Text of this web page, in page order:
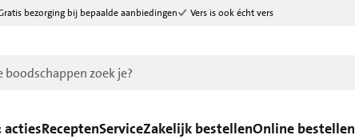
bezorging bij bepaalde aanbiedingen Vers is ook écht vers
actiesReceptenServiceZakelijk bestellenOnline bestellen